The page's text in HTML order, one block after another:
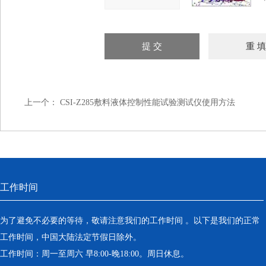
上一个： CSI-Z285敷料液体控制性能试验测试仪使用方法
工作时间
为了避免不必要的等待，敬请注意我们的工作时间 。以下是我们的正常
工作时间，中国大陆法定节假日除外。
工作时间：周一至周六 早8:00-晚18:00。周日休息。